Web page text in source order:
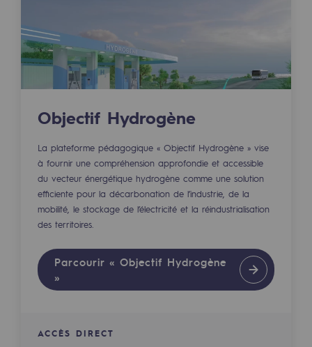
BE POSITIF, le programme de
Décarbonation : une priorité
Limitation des émissions atmosphériques
Gestion de l'énergie
Gestion des impacts
Responsabilité sociale et territoriale
Responsabilité sociale et
Energiz Mouv
Energiz Mouv
Territorial
Objectif Hydrogène
La plateforme pédagogique « Objectif Hydrogène » vise
à fournir une compréhension approfondie et accessible
du vecteur énergétique hydrogène comme une solution
efficiente pour la décarbonation de l’industrie, de la
mobilité, le stockage de l’électricité et la réindustrialisation
des territoires.
Parcourir « Objectif Hydrogène
»
ACCÈS DIRECT